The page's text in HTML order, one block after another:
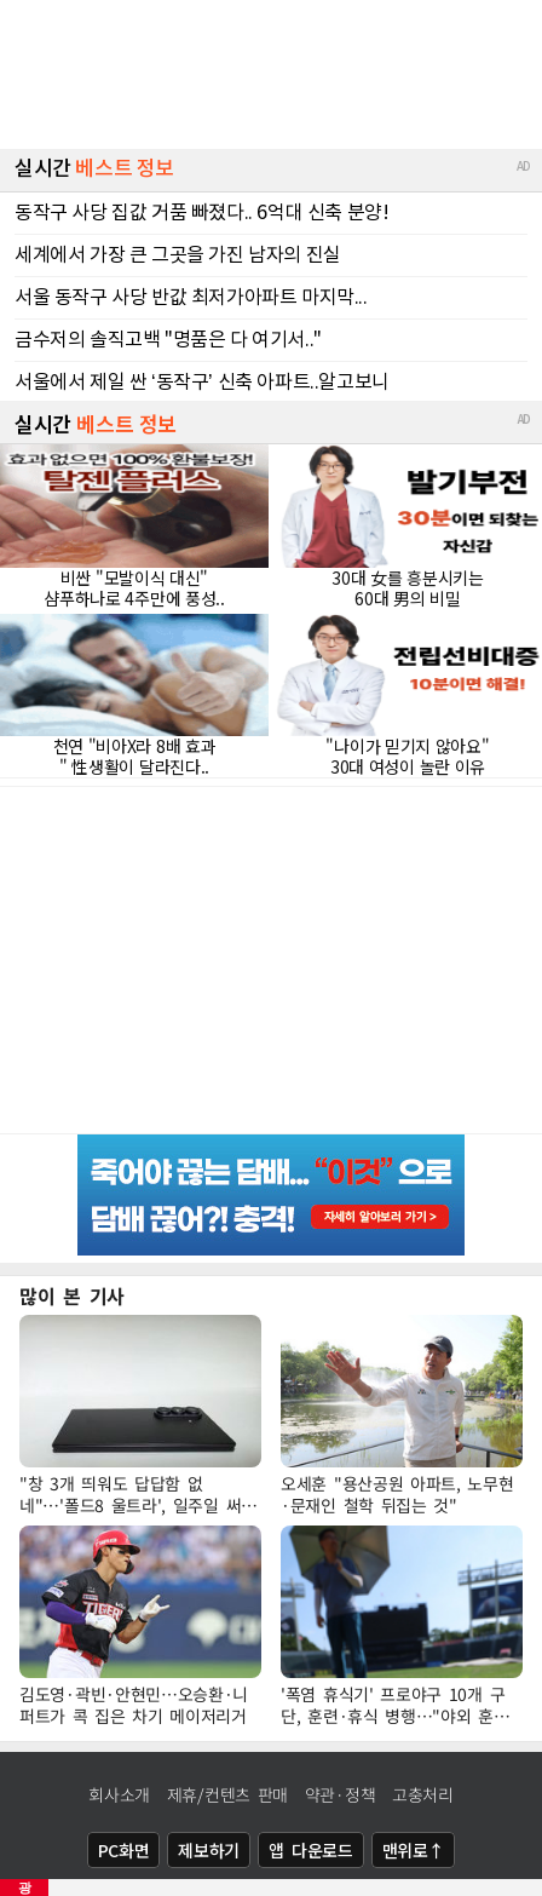
광
많이 본 기사
"창 3개 띄워도 답답함 없
네"…'폴드8 울트라', 일주일 써보
니
오세훈 "용산공원 아파트, 노무현
·문재인 철학 뒤집는 것"
김도영·곽빈·안현민…오승환·니
퍼트가 콕 집은 차기 메이저리거
'폭염 휴식기' 프로야구 10개 구
단, 훈련·휴식 병행…"야외 훈련
해도 안전 최우선"
회사소개 제휴/컨텐츠 판매 약관·정책 고충처리
PC화면 제보하기 앱 다운로드 맨위로↑